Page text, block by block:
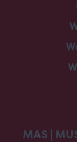
MAS |